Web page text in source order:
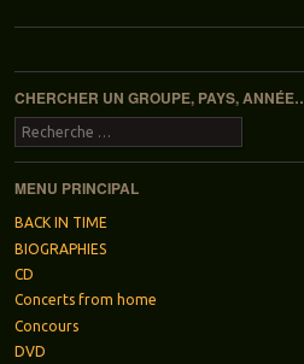
CHERCHER UN GROUPE, PAYS,
Recherche
MENU PRINCIPAL
BACK IN TIME
BIOGRAPHIES
CD
Concerts from home
Concours
DVD